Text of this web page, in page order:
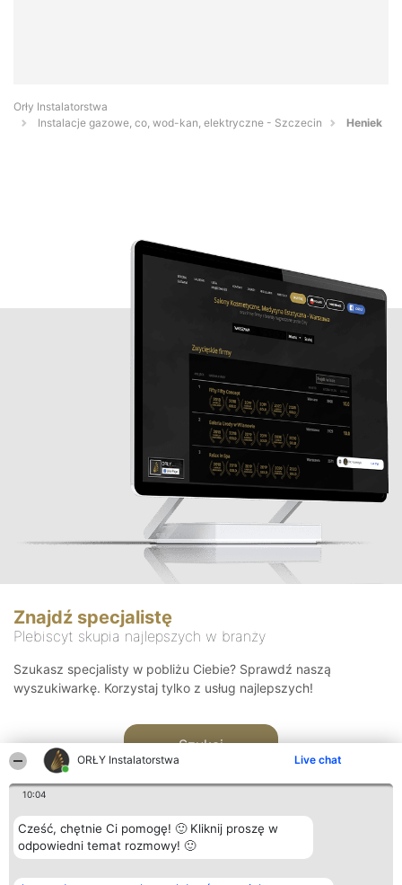
ORŁY Instalatorstwa Live chat
10:04
Cześć, chętnie Ci pomogę! 🙂 Kliknij proszę w
odpowiedni temat rozmowy! 🙂
Orły Instalatorstwa
Instalacje gazowe, co, wod-kan, elektryczne - Szczecin
Heniek
Znajdź specjalistę
Plebiscyt skupia najlepszych w branży
Szukasz specjalisty w pobliżu Ciebie? Sprawdź naszą
wyszukiwarkę. Korzystaj tylko z usług najlepszych!
Szukaj
Organizator plebiscytu Plebiscyt Kontakt